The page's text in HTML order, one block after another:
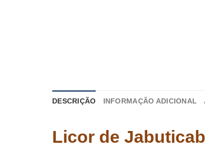
DESCRIÇÃO INFORMAÇÃO ADICIONAL
Licor de